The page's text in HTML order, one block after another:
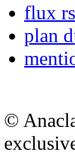
flux
plan
©